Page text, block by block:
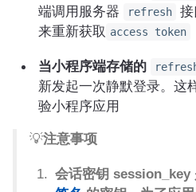
端调用服务器
refresh 接
来重新获取 access token
当小程序端存储的
新发起一次静默登录。这
验小程序应用
💡注意事项
会话密钥 session_key